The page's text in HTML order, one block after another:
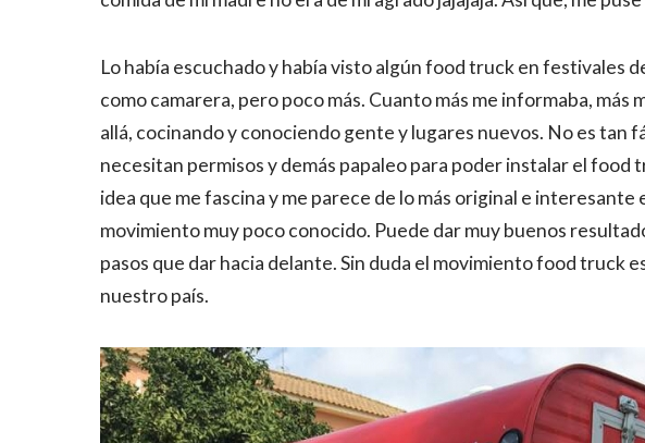
Lo había escuchado y había visto algún food truck en festivales
como camarera, pero poco más. Cuanto más me informaba, más
allá, cocinando y conociendo gente y lugares nuevos. No es tan
necesitan permisos y demás papaleo para poder instalar el food
idea que me fascina y me parece de lo más original e interesante
movimiento muy poco conocido. Puede dar muy buenos
pasos que dar hacia delante. Sin duda el movimiento food truck
nuestro país.